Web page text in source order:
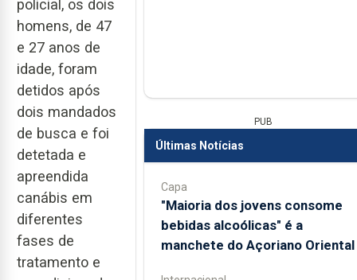
policial, os dois
homens, de 47
e 27 anos de
idade, foram
detidos após
dois mandados
de busca e foi
detetada e
apreendida
canábis em
diferentes
fases de
tratamento e
PUB
Últimas Notícias
Capa
"Maioria dos jovens consome
bebidas alcoólicas" é a
manchete do Açoriano Oriental